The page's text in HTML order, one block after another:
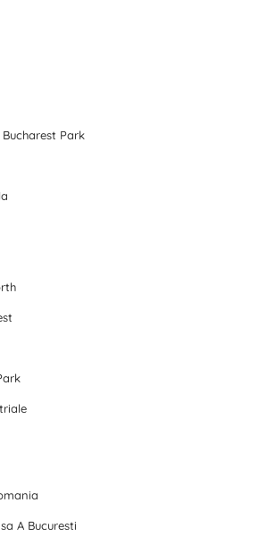
Park
A Bucuresti